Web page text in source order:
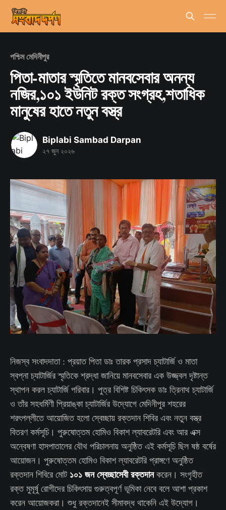
পশ্চিম মেদিনীপুর
পিতা-মাতার স্মৃতিতে মানবসেবার অনন্য
নজির,১০১ ইউনিট রক্ত সংগ্রহ,শতাধিক
মানুষের হাতে নতুন বস্ত্র
Biplabi Sambad Darpan
২৭ জুন ২০২৬
নিজস্ব সংবাদদাতা : প্রয়াত পিতা ডাঃ তারক প্রসাদ চ্যাটার্জি ও মাতা
স্বপ্না চ্যাটার্জির স্মৃতিকে শ্রদ্ধা জানিয়ে মানবসেবার এক উজ্জ্বল দৃষ্টান্ত
স্থাপন করল চ্যাটার্জি পরিবার। পুত্র বিশিষ্ট চিকিৎসক ডাঃ ত্রিনাথ চ্যাটার্জি
ও তাঁর সহধর্মিণী প্রিয়াঙ্কা চ্যাটার্জির উদ্যোগে মেদিনীপুর শহরের
শরৎপল্লীতে আয়োজিত হলো স্বেচ্ছায় রক্তদান শিবির এবং নতুন বস্ত্র
বিতরণ কর্মসূচি। পুরুষোত্তম হোমিও বিকাশ ল্যাবরেটরি এবং আর এক্স
অন্বেষণা হাসপাতালের যৌথ পরিচালনায় অনুষ্ঠিত এই কর্মসূচি ছিল ষষ্ঠ বর্ষের
আয়োজন। পুরুষোত্তম হোমিও বিকাশ ল্যাবরেটরি প্রাঙ্গণে অনুষ্ঠিত
রক্তদান শিবিরে মোট ১০১ জন স্বেচ্ছাসেবী রক্তদানকরেন। সংগৃহীত
রক্ত মুমূর্ষু রোগীদের চিকিৎসায় গুরুত্বপূর্ণ ভূমিকা নেবে বলে আশা প্রকাশ
করেন আয়োজকরা। শুধু রক্তদানেই সীমাবদ্ধ থাকেনি এই উদ্যোগ।